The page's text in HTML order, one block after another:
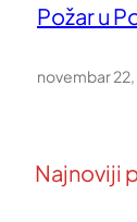
Požar u
novembar
Najnoviji